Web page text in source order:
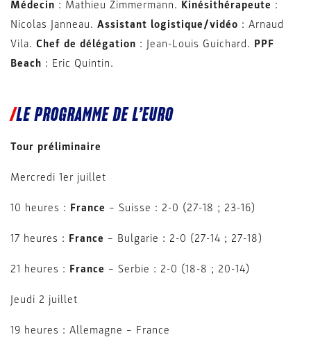
Médecin : Mathieu Zimmermann. Kinésithérapeute :
Nicolas Janneau. Assistant logistique/vidéo : Arnaud
Vila. Chef de délégation : Jean-Louis Guichard. PPF
Beach : Eric Quintin.
LE PROGRAMME DE L’EURO
Tour préliminaire
Mercredi 1er juillet
10 heures : France – Suisse : 2-0 (27-18 ; 23-16)
17 heures : France – Bulgarie : 2-0 (27-14 ; 27-18)
21 heures : France – Serbie : 2-0 (18-8 ; 20-14)
Jeudi 2 juillet
19 heures : Allemagne – France